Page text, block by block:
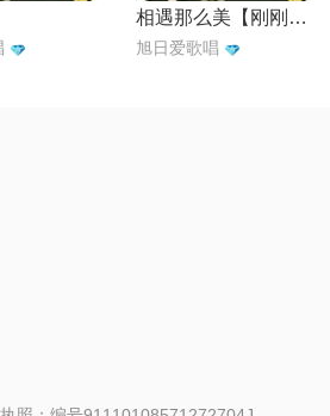
相遇那么美【刚刚传奇制作】
旭日爱歌唱